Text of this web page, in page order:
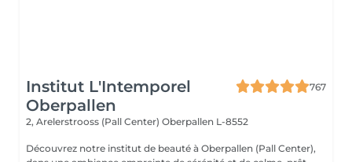
Institut L'Intemporel
Oberpallen
767
2, Arelerstrooss (Pall Center) Oberpallen L-8552
Découvrez notre institut de beauté à Oberpallen (Pall Center),